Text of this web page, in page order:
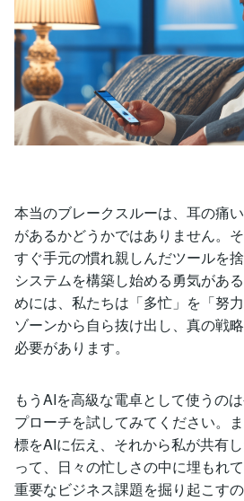
本当のブレークスルーは、耳の痛
があるかどうかではありません。
すぐ手元の慣れ親しんだツールを
システムを構築し始める勇気があ
めには、私たちは「多忙」を「努
ゾーンから自ら抜け出し、真の戦
必要があります。
もうAIを高級な電卓として使うの
プローチを試してみてください。
標をAIに伝え、それから私が共有
って、日々の忙しさの中に埋もれ
重要なビジネス課題を掘り起こすの